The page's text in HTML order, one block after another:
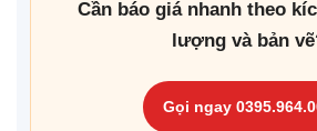
Cần báo giá nhanh theo
lượng và bản
Gọi ngay